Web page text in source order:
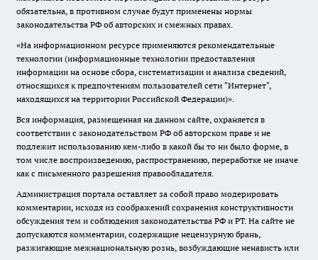
обязательна, в противном случае будут применены нормы
законодательства РФ об авторских и смежных правах.
«На информационном ресурсе применяются рекомендательные
технологии (информационные технологии предоставления
информации на основе сбора, систематизации и анализа сведений,
относящихся к предпочтениям пользователей сети "Интернет",
находящихся на территории Российской Федерации)».
Вся информация, размещенная на данном сайте, охраняется в
соответствии с законодательством РФ об авторском праве и не
подлежит использованию кем-либо в какой бы то ни было форме, в
том числе воспроизведению, распространению, переработке не иначе
как с письменного разрешения правообладателя.
Администрация портала оставляет за собой право модерировать
комментарии, исходя из соображений сохранения конструктивности
обсуждения тем и соблюдения законодательства РФ и РТ. На сайте не
допускаются комментарии, содержащие нецензурную брань,
разжигающие межнациональную рознь, возбуждающие ненависть или